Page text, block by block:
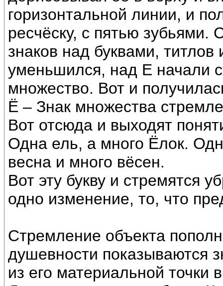
горизонтальной линии, и
ресчёску, с пятью
знаков над буквами,
уменьшился, над Е начали
множество. Вот и
Ё – Знак множества
Вот отсюда и выходят
Одна ель, а много Ёлок.
весна и много вёсен.
Вот эту букву и стремятся
одно изменение, то, что
Стремление объекта
душевности показываются
из его материальной точки